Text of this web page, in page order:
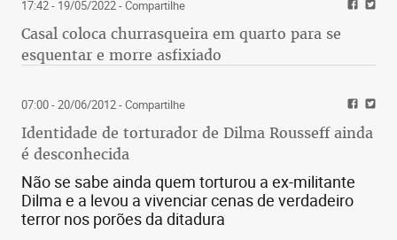
17:42 - 19/05/2022- Compartilhe
Casal coloca churrasqueira em quarto para se
esquentar e morre asfixiado
07:00 - 20/06/2012- Compartilhe
Identidade de torturador de Dilma Rousseff ainda
é desconhecida
Não se sabe ainda quem torturou a ex-militante
Dilma e a levou a vivenciar cenas de verdadeiro
terror nos porões da ditadura